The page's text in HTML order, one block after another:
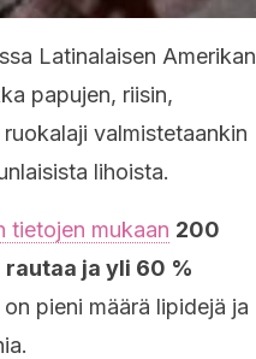
Latinalaisen Amerikan
papujen, riisin,
valmistetaankin
lihoista.
tietojen mukaan 200
ja yli 60 %
pieni määrä lipidejä ja